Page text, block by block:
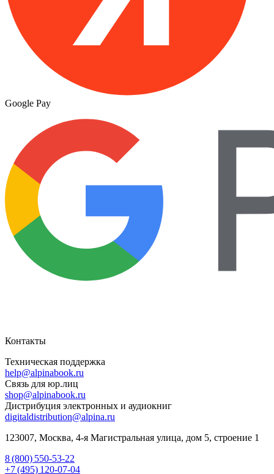
Google Pay
Контакты
Техническая поддержка
help@alpinabook.ru
Связь для юр.лиц
shop@alpinabook.ru
Дистрибуция электронных и аудиокниг
digitaldistribution@alpina.ru
123007, Москва, 4-я Магистральная улица, дом 5, строение 1
8 (800) 550-53-22
+7 (495) 120-07-04